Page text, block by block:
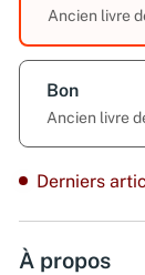
Ancien livre
Bon
Ancien livre
Derniers
À propos